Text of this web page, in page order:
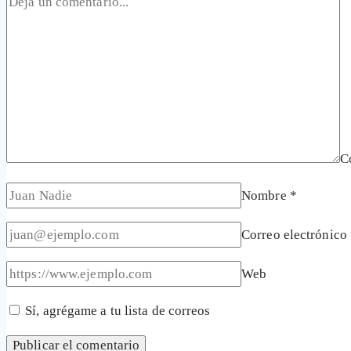
Nombre *
Correo electrónico
Web
Sí, agrégame a tu lista de correos